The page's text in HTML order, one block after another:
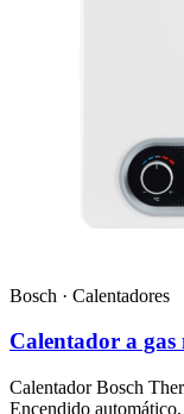
Bosch · Calentadores
Calentador a
Calentador Bosch
Encendido